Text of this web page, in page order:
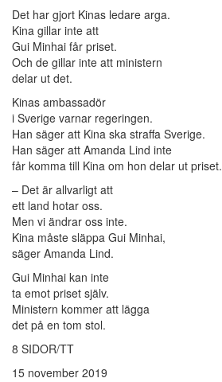
Det har gjort Kinas ledare arga.
Kina gillar inte att
Gui Minhai får priset.
Och de gillar inte att ministern
delar ut det.
Kinas ambassadör
i Sverige varnar regeringen.
Han säger att Kina ska straffa Sverige.
Han säger att Amanda Lind inte
får komma till Kina om hon delar ut priset.
– Det är allvarligt att
ett land hotar oss.
Men vi ändrar oss inte.
Kina måste släppa Gui Minhai,
säger Amanda Lind.
Gui Minhai kan inte
ta emot priset själv.
Ministern kommer att lägga
det på en tom stol.
8 SIDOR/TT
15 november 2019